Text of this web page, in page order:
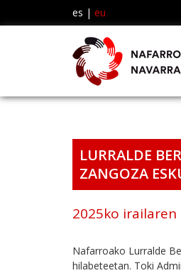
es | eu
LURRALDE
ZANGOZA
2025ko irailaren
Nafarroako Lurralde
hilabeteetan. Toki